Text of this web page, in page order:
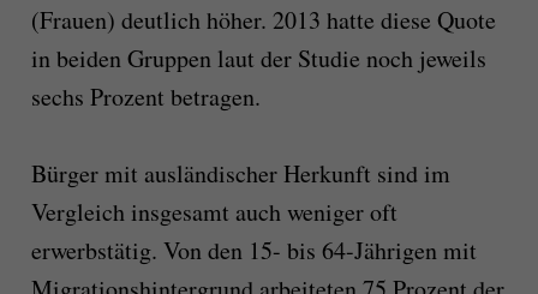
(Frauen) deutlich höher. 2013 hatte diese Quote
in beiden Gruppen laut der Studie noch jeweils
sechs Prozent betragen.
Bürger mit ausländischer Herkunft sind im
Vergleich insgesamt auch weniger oft
erwerbstätig. Von den 15- bis 64-Jährigen mit